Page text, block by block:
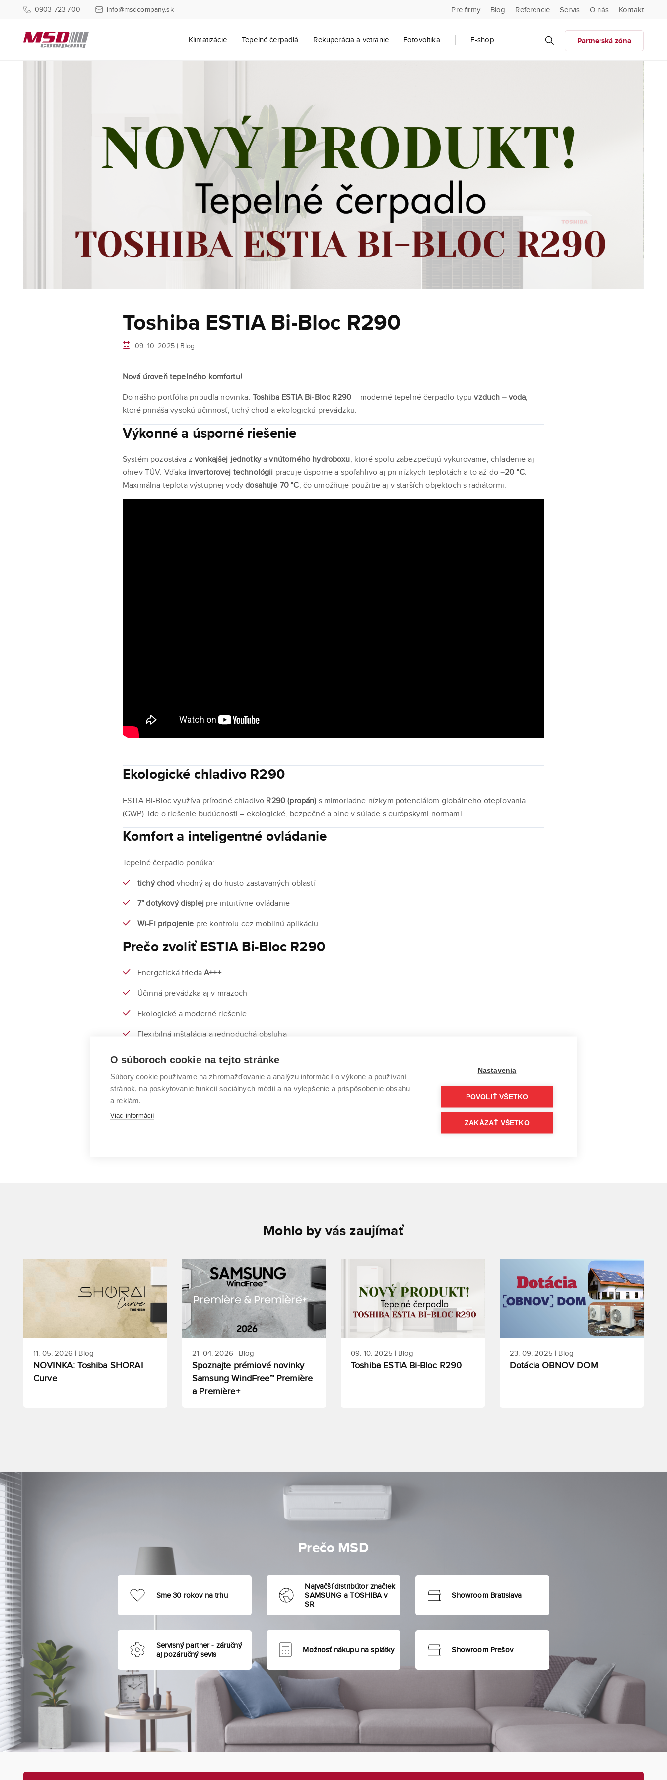
0903 723 700 info@msdcompany.sk Pre firmy Blog Referencie Servis O nás Kontakt
Klimatizácie Tepelné čerpadlá Rekuperácia a vetranie Fotovoltika E-shop Partnerská zóna
Toshiba ESTIA Bi-Bloc R290
09. 10. 2025 | Blog
Nová úroveň tepelného komfortu!
Do nášho portfólia pribudla novinka: Toshiba ESTIA Bi-Bloc R290– moderné tepelné čerpadlo typuvzduch – voda,
ktoré prináša vysokú účinnosť, tichý chod a ekologickú prevádzku.
Výkonné a úsporné riešenie
Systém pozostáva zvonkajšej jednotkyavnútorného hydroboxu, ktoré spolu zabezpečujú vykurovanie, chladenie aj
ohrev TÚV. Vďaka invertorovej technológii pracuje úsporne a spoľahlivo aj pri nízkych teplotách a to až do−20 °C.
Maximálna teplota výstupnej vodydosahuje 70 °C, čo umožňuje použitie aj v starších objektoch s radiátormi.
Ekologické chladivo R290
ESTIA Bi-Bloc využíva prírodné chladivo R290 (propán) s mimoriadne nízkym potenciálom globálneho otepľovania
(GWP). Ide o riešenie budúcnosti – ekologické, bezpečné a plne v súlade s európskymi normami.
Komfort a inteligentné ovládanie
Tepelné čerpadlo ponúka:
tichý chod vhodný aj do husto zastavaných oblastí
7" dotykový displej pre intuitívne ovládanie
Wi-Fi pripojenie pre kontrolu cez mobilnú aplikáciu
Prečo zvoliť ESTIA Bi-Bloc R290
Energetická triedaA+++
Účinná prevádzka aj v mrazoch
Ekologické a moderné riešenie
Flexibilná inštalácia a jednoduchá obsluha
Toshiba ESTIA Bi-Bloc R290je ideálnou voľbou pre novostavby aj rekonštrukcie – prináša spoľahlivý výkon, úsporu
energie a maximálny komfort v každej domácnosti.
Zobraziť detaily produktu
Mohlo by vás zaujímať
11. 05. 2026 | Blog
NOVINKA: Toshiba SHORAI
Curve
21. 04. 2026 | Blog
Spoznajte prémiové novinky
Samsung WindFree™ Première
a Première+
09. 10. 2025 | Blog
Toshiba ESTIA Bi-Bloc R290
23. 09. 2025 | Blog
Dotácia OBNOV DOM
Prečo MSD
Sme 30 rokov na trhu
Najväčší distribútor značiek
SAMSUNG a TOSHIBA v
SR
Showroom Bratislava
Servisný partner - záručný
aj pozáručný sevis
Možnosť nákupu na splátky Showroom Prešov
O súboroch cookie na tejto stránke
Súbory cookie používame na zhromažďovanie a analýzu informácií o výkone a používaní
stránok, na poskytovanie funkcií sociálnych médií a na vylepšenie a prispôsobenie obsahu
a reklám.
Viac informácií
Nastavenia
POVOLIŤ VŠETKO
ZAKÁZAŤ VŠETKO